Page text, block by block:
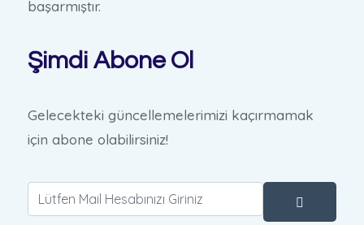
başarmıştır.
Şimdi Abone Ol
Gelecekteki güncellemelerimizi kaçırmamak
için abone olabilirsiniz!